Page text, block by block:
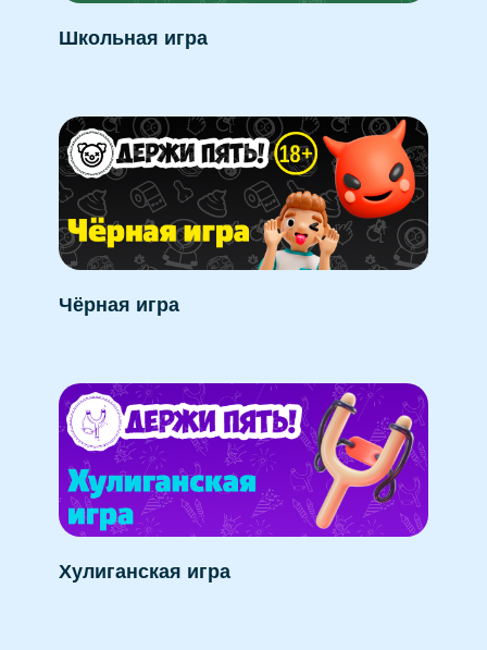
Школьная игра
Чёрная игра
Хулиганская игра